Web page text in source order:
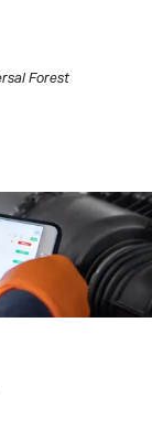
Forest